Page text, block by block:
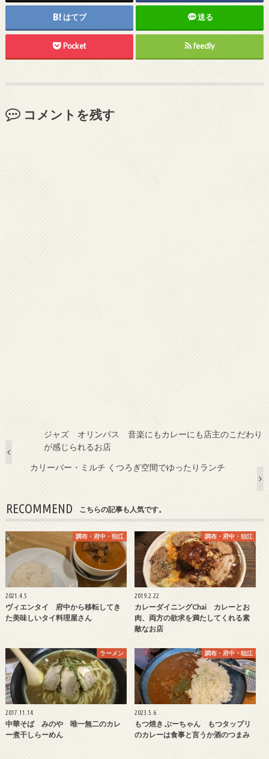
はてブ 送る
Pocket feedly
コメントを残す
ジャズ オリンパス 音楽にもカレーにも店主のこだわり
が感じられるお店
カリーバー・ミルチ くつろぎ空間でゆったりランチ
RECOMMEND こちらの記事も人気です。
調布・府中・狛江
2021.4.5
ヴィエンタイ 府中から移転してき
た美味しいタイ料理屋さん
調布・府中・狛江
2019.2.22
カレーダイニングChai カレーとお
肉、両方の欲求を満たしてくれる素
敵なお店
ラーメン
2017.11.14
中華そば みのや 唯一無二のカレ
ー煮干しらーめん
調布・府中・狛江
2023.5.6
もつ焼き ぶーちゃん もつタップリ
のカレーは食事と言うか酒のつまみ